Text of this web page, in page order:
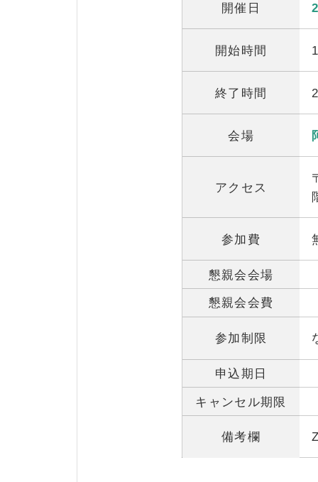
開催日
開始時間
終了時間
会場
アクセス
参加費
懇親会会場
懇親会会費
参加制限
申込期日
キャンセル期限
備考欄